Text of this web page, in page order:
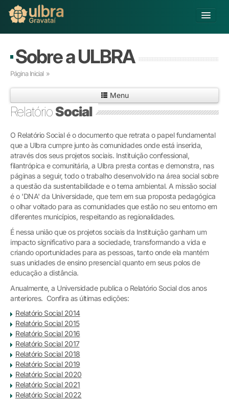
Buscar
Matricule-se
Graduação
Pós-graduação
Educação a Distância
Pesquisa
Extensão
Infraestrutura e Serviços
Inovação
Sobre a ULBRA
Página Inicial »
Menu
RelatórioSocial
O Relatório Social é o documento que retrata o papel fundamental
que a Ulbra cumpre junto às comunidades onde está inserida,
através dos seus projetos sociais. Instituição confessional,
filantrópica e comunitária, a Ulbra presta contas e demonstra, nas
páginas a seguir, todo o trabalho desenvolvido na área social sobre
a questão da sustentabilidade e o tema ambiental. A missão social
é o 'DNA' da Universidade, que tem em sua proposta pedagógica
o olhar voltado para as comunidades que estão no seu entorno em
diferentes municípios, respeitando as regionalidades.
É nessa união que os projetos sociais da Instituição ganham um
impacto significativo para a sociedade, transformando a vida e
criando oportunidades para as pessoas, tanto onde ela mantém
suas unidades de ensino presencial quanto em seus polos de
educação a distância.
Anualmente, a Universidade publica o Relatório Social dos anos
anteriores. Confira as últimas edições:
Relatório Social 2014
Relatório Social 2015
Relatório Social 2016
Relatório Social 2017
Relatório Social 2018
Relatório Social 2019
Relatório Social 2020
Relatório Social 2021
Relatório Social 2022